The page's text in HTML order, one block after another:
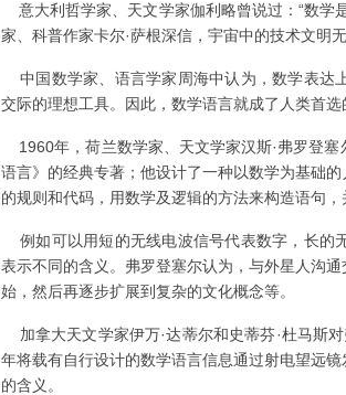
意大利哲学家、天文学家伽利略曾说过：“数学
家、科普作家卡尔·萨根深信，宇宙中的技术文
中国数学家、语言学家周海中认为，数学表达
交际的理想工具。因此，数学语言就成了人类首选
1960年，荷兰数学家、天文学家汉斯·弗罗登
语言》的经典专著；他设计了一种以数学为基础
的规则和代码，用数学及逻辑的方法来构造语句
例如可以用短的无线电波信号代表数字，长的
表示不同的含义。弗罗登塞尔认为，与外星人沟
始，然后再逐步扩展到复杂的文化概念等。
加拿大天文学家伊万·达蒂尔和史蒂芬·杜马斯
年将载有自行设计的数学语言信息通过射电望远
的含义。